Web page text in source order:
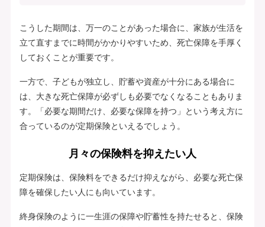
こうした期間は、万一のことがあった場合に、家族が生活を
立て直すまでに時間がかかりやすいため、死亡保障を手厚く
しておくことが重要です。
一方で、子どもが独立し、貯蓄や資産が十分にある場合に
は、大きな死亡保障が必ずしも必要でなくなることもありま
す。「必要な期間だけ、必要な保障を持つ」という考え方に
合っているのが定期保険といえるでしょう。
月々の保険料を抑えたい人
定期保険は、保険料をできるだけ抑えながら、必要な死亡保
障を確保したい人にも向いています。
終身保険のように一生涯の保障や貯蓄性を持たせると、保険